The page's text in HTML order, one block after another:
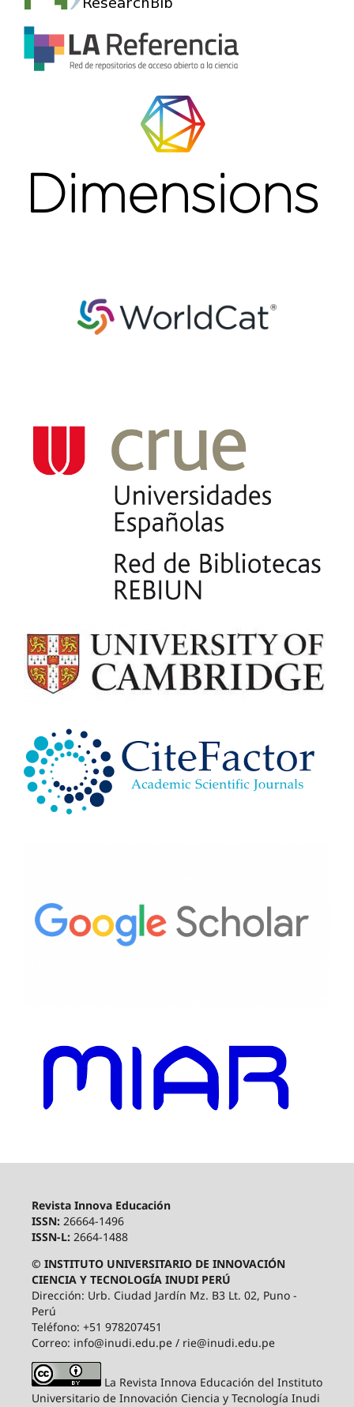
Revista Innova Educación
ISSN: 26664-1496
ISSN-L: 2664-1488
© INSTITUTO UNIVERSITARIO DE INNOVACIÓN
CIENCIA Y TECNOLOGÍA INUDI PERÚ
Dirección: Urb. Ciudad Jardín Mz. B3 Lt. 02, Puno -
Perú
Teléfono: +51 978207451
Correo: info@inudi.edu.pe / rie@inudi.edu.pe
La Revista Innova Educación del Instituto
Universitario de Innovación Ciencia y Tecnología Inudi